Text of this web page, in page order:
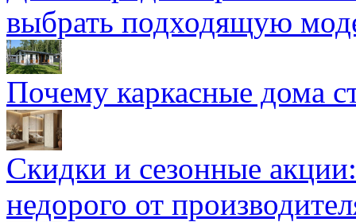
выбрать подходящую
Почему каркасные дома
Скидки и сезонные
недорого от